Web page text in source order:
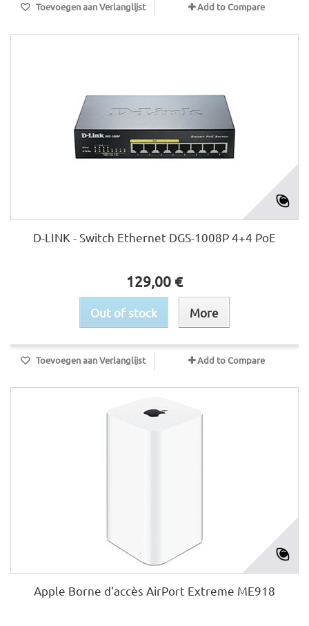
Toevoegen aan Verlanglijst Add to Compare
D-LINK - Switch Ethernet DGS-1008P 4+4 PoE
129,00 €
Out of stock More
Toevoegen aan Verlanglijst Add to Compare
Apple Borne d'accès AirPort Extreme ME918